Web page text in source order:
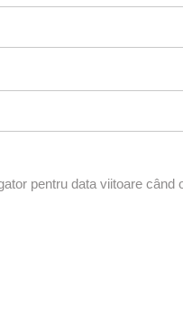
pentru data viitoare când